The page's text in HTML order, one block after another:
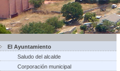
El Ayuntamiento
Saludo del alcalde
Corporación municipal